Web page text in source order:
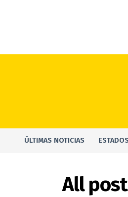
ÚLTIMAS NOTICIAS
All